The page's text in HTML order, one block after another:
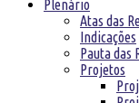
Plenário
Atas das
Indicações
Pauta das
Projetos